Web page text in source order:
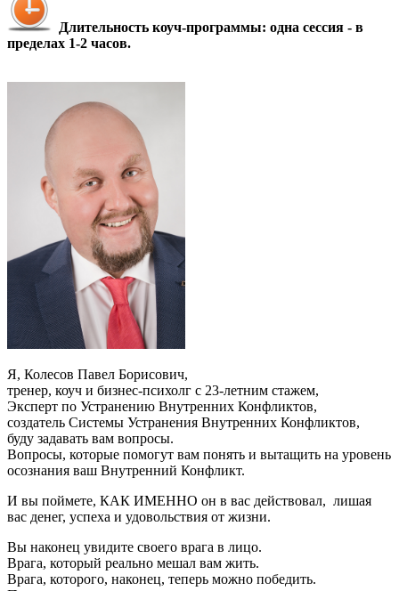
Длительность коуч-программы: одна сессия - в
пределах 1-2 часов.
Я, Колесов Павел Борисович,
тренер, коуч и бизнес-психолг с 23-летним стажем,
Эксперт по Устранению Внутренних Конфликтов,
создатель Системы Устранения Внутренних Конфликтов,
буду задавать вам вопросы.
Вопросы, которые помогут вам понять и вытащить на уровень
осознания ваш Внутренний Конфликт.
И вы поймете, КАК ИМЕННО он в вас действовал, лишая
вас денег, успеха и удовольствия от жизни.
Вы наконец увидите своего врага в лицо.
Врага, который реально мешал вам жить.
Врага, которого, наконец, теперь можно победить.